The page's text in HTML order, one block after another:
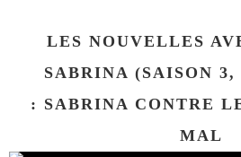
LES NOUVELLES
SABRINA (SAISON 3,
: SABRINA CONTRE
MAL